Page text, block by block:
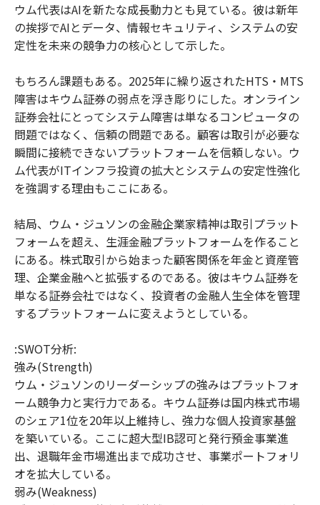
ウム代表はAIを新たな成長動力とも見ている。彼は新年
の挨拶でAIとデータ、情報セキュリティ、システムの安
定性を未来の競争力の核心として示した。
もちろん課題もある。2025年に繰り返されたHTS・MTS
障害はキウム証券の弱点を浮き彫りにした。オンライン
証券会社にとってシステム障害は単なるコンピュータの
問題ではなく、信頼の問題である。顧客は取引が必要な
瞬間に接続できないプラットフォームを信頼しない。ウ
ム代表がITインフラ投資の拡大とシステムの安定性強化
を強調する理由もここにある。
結局、ウム・ジュソンの金融企業家精神は取引プラット
フォームを超え、生涯金融プラットフォームを作ること
にある。株式取引から始まった顧客関係を年金と資産管
理、企業金融へと拡張するのである。彼はキウム証券を
単なる証券会社ではなく、投資者の金融人生全体を管理
するプラットフォームに変えようとしている。
:SWOT分析:
強み(Strength)
ウム・ジュソンのリーダーシップの強みはプラットフォ
ーム競争力と実行力である。キウム証券は国内株式市場
のシェア1位を20年以上維持し、強力な個人投資家基盤
を築いている。ここに超大型IB認可と発行預金事業進
出、退職年金市場進出まで成功させ、事業ポートフォリ
オを拡大している。
弱み(Weakness)